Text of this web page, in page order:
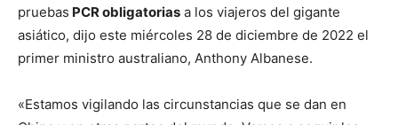
pruebas PCR obligatorias a los viajeros del gigante
asiático, dijo este miércoles 28 de diciembre de 2022 el
primer ministro australiano, Anthony Albanese.
«Estamos vigilando las circunstancias que se dan en